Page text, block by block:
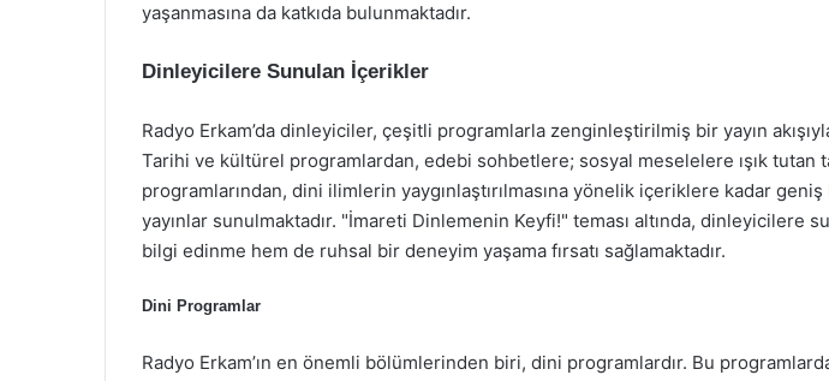
yaşanmasına da katkıda bulunmaktadır.
Dinleyicilere Sunulan İçerikler
Radyo Erkam’da dinleyiciler, çeşitli programlarla zenginleştirilmiş bir yayın
Tarihi ve kültürel programlardan, edebi sohbetlere; sosyal meselelere ışık tutan
programlarından, dini ilimlerin yaygınlaştırılmasına yönelik içeriklere kadar
yayınlar sunulmaktadır. "İmareti Dinlemenin Keyfi!" teması altında, dinleyicilere
bilgi edinme hem de ruhsal bir deneyim yaşama fırsatı sağlamaktadır.
Dini Programlar
Radyo Erkam’ın en önemli bölümlerinden biri, dini programlardır. Bu